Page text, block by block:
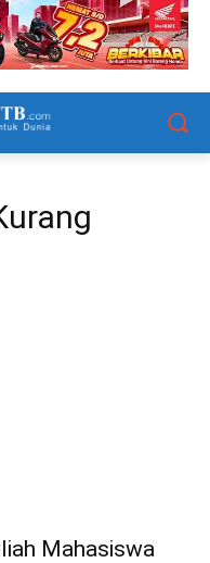
Mahasiswa